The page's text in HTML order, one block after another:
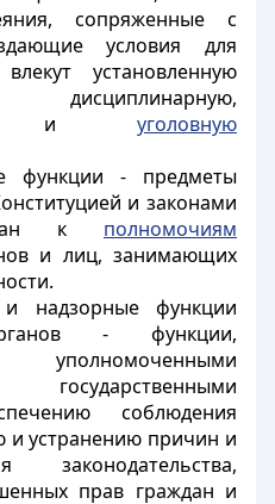
сопряженные с
условия для
установленную
дисциплинарную,
уголовную
функции - предметы
и законами
к полномочиям
и лиц, занимающих
надзорные функции
- функции,
государственными
соблюдения
и устранению причин и
законодательства,
прав граждан и